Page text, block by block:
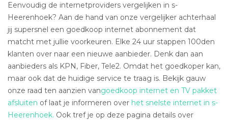
Eenvoudig de internetproviders vergelijken in s-
Heerenhoek? Aan de hand van onze vergelijker achterhaal
jij supersnel een goedkoop internet abonnement dat
matcht met jullie voorkeuren. Elke 24 uur stappen 100den
klanten over naar een nieuwe aanbieder. Denk dan aan
aanbieders als KPN, Fiber, Tele2. Omdat het goedkoper kan,
maar ook dat de huidige service te traag is. Bekijk gauw
onze raad ten aanzien vangoedkoop internet en TV pakket
afsluiten of laat je informeren over het snelste internet in s-
Heerenhoek. Ook tref je op deze pagina details over